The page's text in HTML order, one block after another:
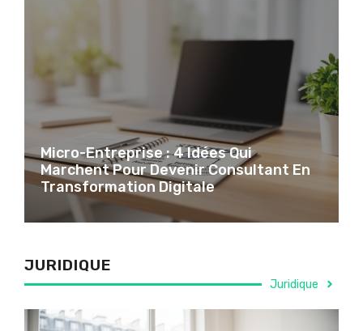
Micro-Entreprise : 4 Idées Qui
Marchent Pour Devenir Consultant En
Transformation Digitale
JURIDIQUE
Juridique